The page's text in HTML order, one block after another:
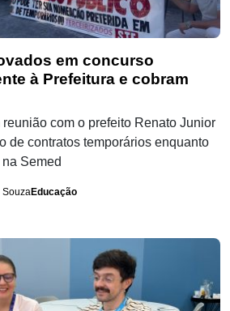
em concurso
à Prefeitura e cobram
com o prefeito Renato Junior
de contratos temporários enquanto
Semed
SouzaEducação